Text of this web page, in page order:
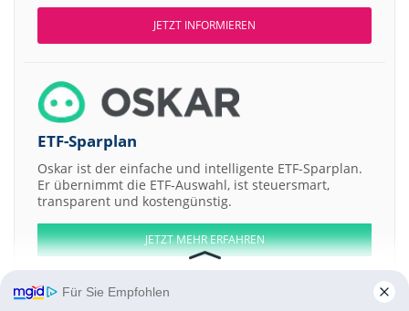
JETZT INFORMIEREN
ETF-Sparplan
Oskar ist der einfache und intelligente ETF-Sparplan.
Er übernimmt die ETF-Auswahl, ist steuersmart,
transparent und kostengünstig.
JETZT MEHR ERFAHREN
Für Sie Empfohlen